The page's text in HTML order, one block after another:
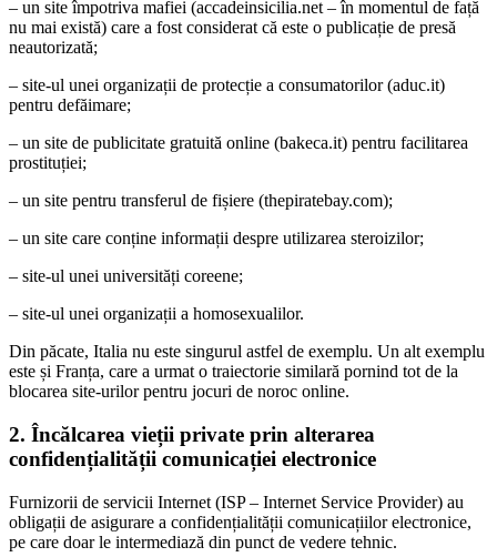
– un site împotriva mafiei (accadeinsicilia.net – în momentul de față
nu mai există) care a fost considerat că este o publicație de presă
neautorizată;
– site-ul unei organizații de protecție a consumatorilor (aduc.it)
pentru defăimare;
– un site de publicitate gratuită online (bakeca.it) pentru facilitarea
prostituției;
– un site pentru transferul de fișiere (thepiratebay.com);
– un site care conține informații despre utilizarea steroizilor;
– site-ul unei universități coreene;
– site-ul unei organizații a homosexualilor.
Din păcate, Italia nu este singurul astfel de exemplu. Un alt exemplu
este și Franța, care a urmat o traiectorie similară pornind tot de la
blocarea site-urilor pentru jocuri de noroc online.
2. Încălcarea vieții private prin alterarea
confidențialității comunicației electronice
Furnizorii de servicii Internet (ISP – Internet Service Provider) au
obligații de asigurare a confidențialității comunicațiilor electronice,
pe care doar le intermediază din punct de vedere tehnic.